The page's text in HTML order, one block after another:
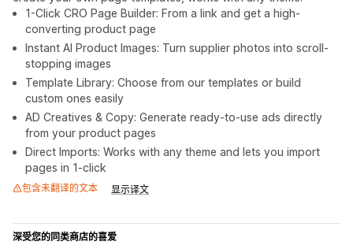
1-Click CRO Page Builder: From a link and get a high-
converting product page
Instant AI Product Images: Turn supplier photos into scroll-
stopping images
Template Library: Choose from our templates or build
custom ones easily
AD Creatives & Copy: Generate ready-to-use ads directly
from your product pages
Direct Imports: Works with any theme and lets you import
pages in 1-click
包含未翻译的文本 显示译文
深受您的同类商店的喜爱